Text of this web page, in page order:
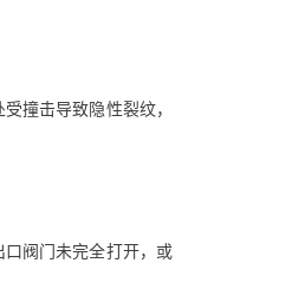
撞击导致隐性裂纹，
阀门未完全打开，或